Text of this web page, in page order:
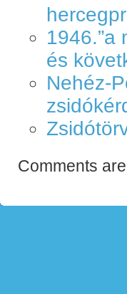
1946.”a
és
Nehéz-
Comments